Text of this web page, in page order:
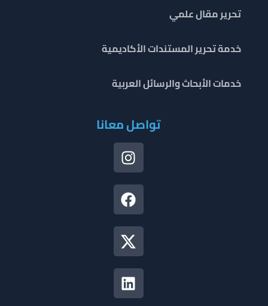
تحرير مقال علمي
خدمة تحرير المستندات الأكاديمية
خدمات الأبحاث والرسائل العربية
تواصل معانا